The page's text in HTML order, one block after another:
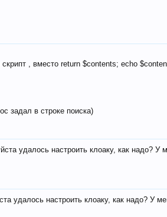
, вместо return $contents; echo
задал в строке поиска)
удалось настроить клоаку, как надо?
удалось настроить клоаку, как надо? У